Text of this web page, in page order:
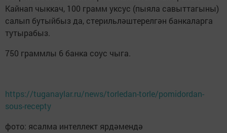
Кайнап чыккач, 100 грамм уксус (пыяла савыттагыны)
салып бутыйбыз да, стерильләштерелгән банкаларга
тутырабыз.
750 граммлы 6 банка соус чыга.
https://tuganaylar.ru/news/torledan-torle/pomidordan-
sous-recepty
фото: ясалма интеллект ярдәмендә